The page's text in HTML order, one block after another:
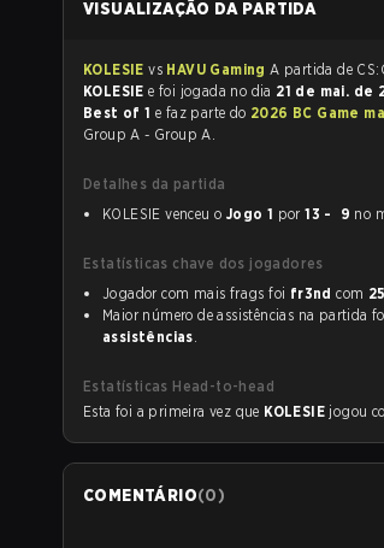
VISUALIZAÇÃO DA PARTIDA
KOLESIEvs HAVU Gaming
KOLESIE
e foi jogada no dia 21 de mai. de
Best of 1 e faz parte do 2026 BC Game
Group A - Group A.
Detalhes da partida
KOLESIE venceu o Jogo 1 por 13 - 9 no
Estatísticas chave dos jogadores
Jogador com mais frags foi fr3nd com
Maior número de assistências na partida
assistências.
Estatísticas Head-to-head
Esta foi a primeira vez que KOLESIE
COMENTÁRIO(0)